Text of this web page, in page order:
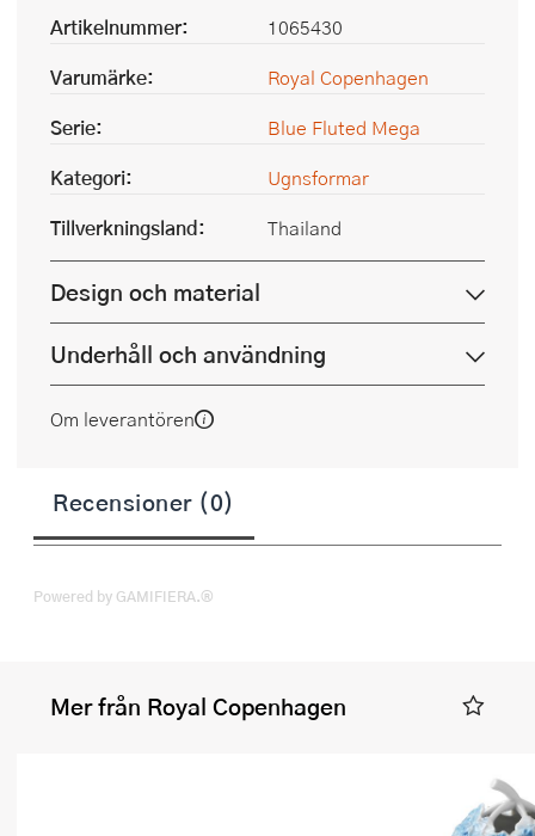
Artikelnummer:
1065430
Varumärke:
Royal Copenhagen
Serie:
Blue Fluted Mega
Kategori:
Ugnsformar
Tillverkningsland:
Thailand
Design och material
Underhåll och användning
Om leverantören
Recensioner (0)
Powered by GAMIFIERA.®
Mer från Royal Copenhagen